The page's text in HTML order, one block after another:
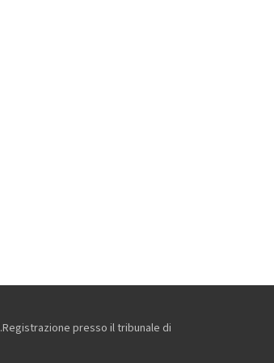
.Registrazione presso il tribunale di